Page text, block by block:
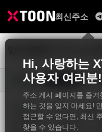
최신주소
Hi, 사랑하는
사용자 여러분!
주소 게시 페이지를 즐겨
하는 것을 잊지 마세요!
접근할 수 없다면, 최신
찾을 수 있습니다.
요일별 장르별 연
#동양풍 #액션 #판타
#인외존재
#다정남